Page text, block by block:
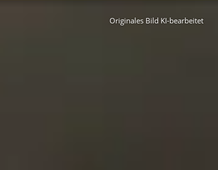
Originales Bild KI-bearbeitet